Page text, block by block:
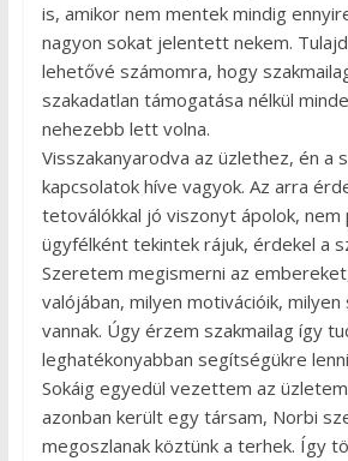
is, amikor nem mentek mindig
nagyon sokat jelentett nekem.
lehetővé számomra, hogy
szakadatlan támogatása nélkül
nehezebb lett volna.
Visszakanyarodva az üzlethez, én a
kapcsolatok híve vagyok. Az arra
tetoválókkal jó viszonyt ápolok, nem
ügyfélként tekintek rájuk, érdekel a
Szeretem megismerni az
valójában, milyen motivációik,
vannak. Úgy érzem szakmailag így
leghatékonyabban segítségükre
Sokáig egyedül vezettem az
azonban került egy társam, Norbi
megoszlanak köztünk a terhek. Így